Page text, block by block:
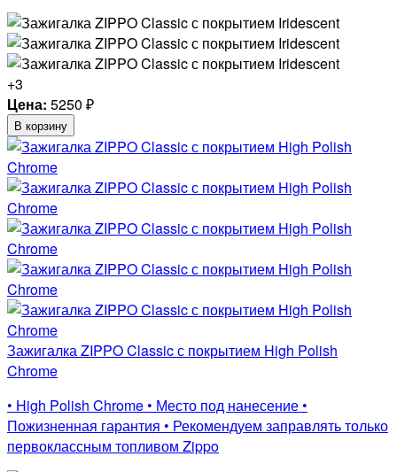
+3
Цена: 5250 ₽
В корзину
Зажигалка ZIPPO Classic с покрытием High Polish
Chrome
• High Polish Chrome • Место под нанесение •
Пожизненная гарантия • Рекомендуем заправлять только
первоклассным топливом Zippo